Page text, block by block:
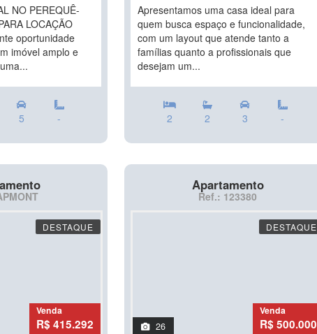
NO PEREQUÊ-
LOCAÇÃO
oportunidade
imóvel amplo e
5 -
Apresentamos uma casa ideal para
quem busca espaço e funcionalidade,
com um layout que atende tanto a
famílias quanto a profissionais que
desejam um...
2 2 3 -
DESTAQUE
Venda
R$ 415.292
Apartamento
Ref.: 123380
DESTAQUE
26
Venda
R$ 500.000